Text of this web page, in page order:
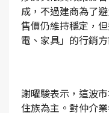
成，不過建商為了
售價仍維持穩定，
電、家具」的行銷
謝曜駿表示，這波
住族為主。對仲介